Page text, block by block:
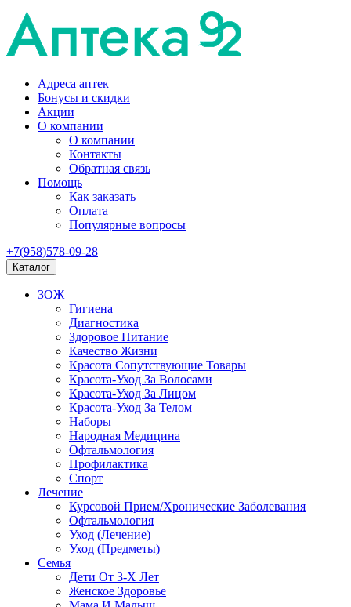
Адреса аптек
Бонусы и скидки
Акции
О компании
О компании
Контакты
Обратная связь
Помощь
Как заказать
Оплата
Популярные вопросы
+7(958)578-09-28
Каталог
ЗОЖ
Гигиена
Диагностика
Здоровое Питание
Качество Жизни
Красота Сопутствующие Товары
Красота-Уход За Волосами
Красота-Уход За Лицом
Красота-Уход За Телом
Наборы
Народная Медицина
Офтальмология
Профилактика
Спорт
Лечение
Курсовой Прием/Хронические Заболевания
Офтальмология
Уход (Лечение)
Уход (Предметы)
Семья
Дети От 3-Х Лет
Женское Здоровье